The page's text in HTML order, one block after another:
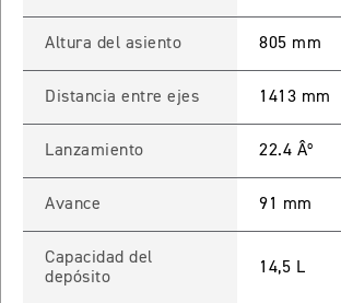
Altura del asiento 805 mm
Distancia entre ejes 1413 mm
Lanzamiento 22.4 Âº
Avance 91 mm
Capacidad del
depósito
14,5 L